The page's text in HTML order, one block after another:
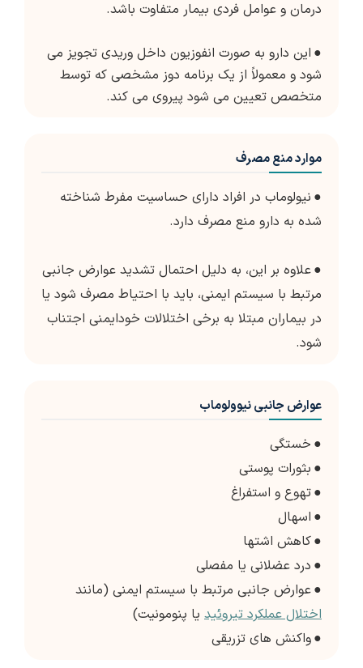
درمان و عوامل فردی بیمار متفاوت باشد.
● این دارو به صورت انفوزیون داخل وریدی تجویز می
شود و معمولاً از یک برنامه دوز مشخصی که توسط
متخصص تعیین می شود پیروی می کند.
موارد منع مصرف
● نیولوماب در افراد دارای حساسیت مفرط شناخته
شده به دارو منع مصرف دارد.
●علاوه بر این، به دلیل احتمال تشدید عوارض جانبی
مرتبط با سیستم ایمنی، باید با احتیاط مصرف شود یا
در بیماران مبتلا به برخی اختلالات خودایمنی اجتناب
شود.
عوارض جانبی نیوولوماب
● خستگی
● بثورات پوستی
●تهوع و استفراغ
● اسهال
●کاهش اشتها
● درد عضلانی یا مفصلی
●عوارض جانبی مرتبط با سیستم ایمنی (مانند
اختلال عملکرد تیروئید یا پنومونیت)
●واکنش های تزریقی